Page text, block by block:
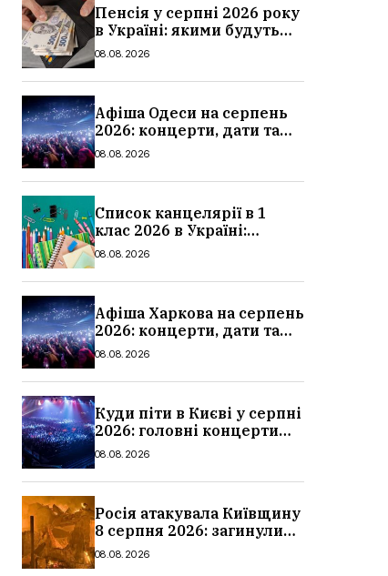
Пенсія у серпні 2026 року
в Україні: якими будуть
мінімальні та
суми
08.08.2026
Афіша Одеси на серпень
2026: концерти, дати та
ціни квитків
08.08.2026
Список канцелярії в 1
клас 2026 в Україні:
повний чек-лист для
08.08.2026
Афіша Харкова на серпень
2026: концерти, дати та
ціни квитків
08.08.2026
Куди піти в Києві у серпні
2026: головні концерти
місяця, дати, артисти та
08.08.2026
Росія атакувала Київщину
8 серпня 2026: загинули
троє людей, серед них
08.08.2026